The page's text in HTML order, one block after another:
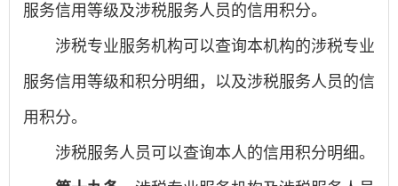
服务信用等级及涉税服务人员的信用积分。
涉税专业服务机构可以查询本机构的涉税专业
服务信用等级和积分明细，以及涉税服务人员的信
用积分。
涉税服务人员可以查询本人的信用积分明细。